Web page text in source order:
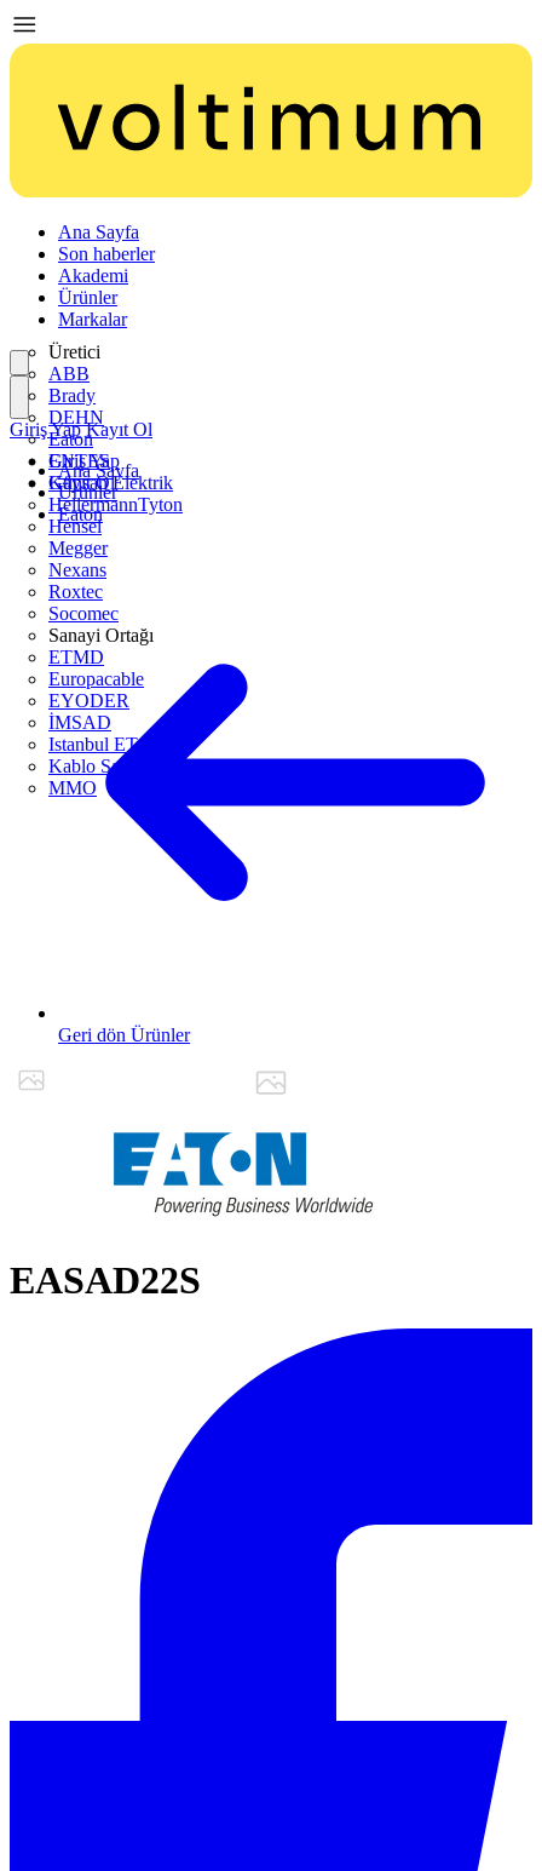
Ana Sayfa
Son haberler
Akademi
Ürünler
Markalar
Üretici
ABB
Brady
DEHN
Eaton
ENTES
Günsan Elektrik
HellermannTyton
Hensel
Megger
Nexans
Roxtec
Socomec
Sanayi Ortağı
ETMD
Europacable
EYODER
İMSAD
Istanbul ETO
Kablo Sanayicileri Derneği
MMO
Giriş Yap
Kayıt Ol
Giriş Yap Kayıt Ol
Ana Sayfa
Ürünler
Eaton
Geri dön Ürünler
EASAD22S